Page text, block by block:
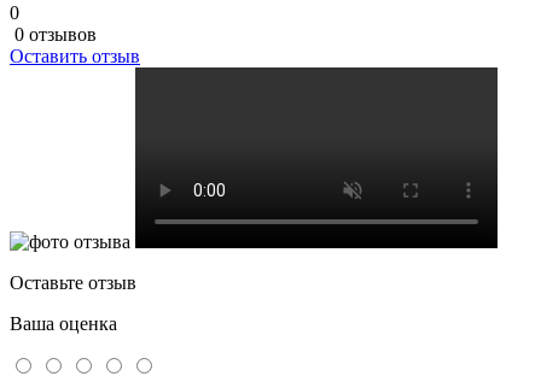
0
0 отзывов
Оставить отзыв
Оставьте отзыв
Ваша оценка